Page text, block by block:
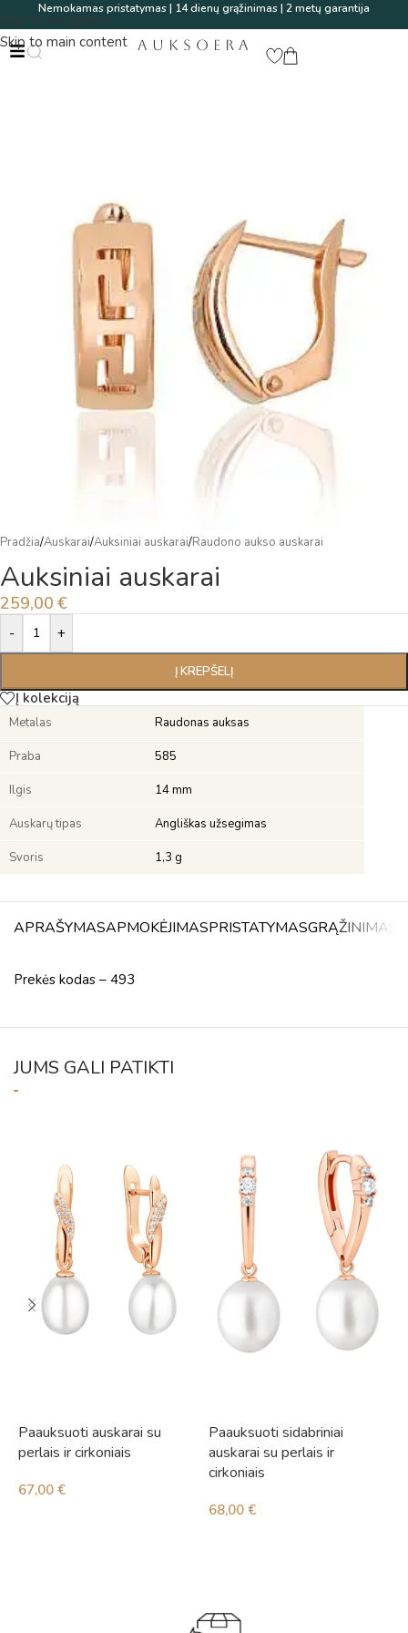
Skip to navigation
Skip to main content
Nemokamas pristatymas | 14 dienų grąžinimas | 2 metų garantija
AUKSOERA
Pradžia/Auskarai/Auksiniai auskarai/Raudono aukso auskarai
Auksiniai auskarai
259,00 €
- +
Į KREPŠELĮ
Alternative:
Į kolekciją
Metalas Raudonas auksas
Praba 585
Ilgis 14 mm
Auskarų tipas Angliškas užsegimas
Svoris 1,3 g
APRAŠYMASAPMOKĖJIMASPRISTATYMASGRĄŽINIMAS
Prekės kodas – 493
JUMS GALI PATIKTI
Paauksuoti auskarai su
perlais ir cirkoniais
67,00 €
Paauksuoti sidabriniai
auskarai su perlais ir
cirkoniais
68,00 €